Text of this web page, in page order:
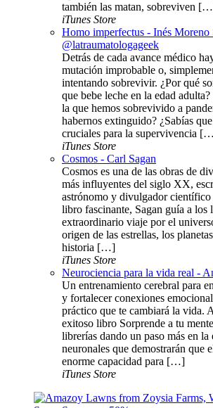
también las matan, sobreviven
iTunes Store
Homo imperfectus - Inés Moreno
@latraumatologageek
Detrás de cada avance médico
mutación improbable o,
intentando sobrevivir. ¿Por qué
que bebe leche en la edad
la que hemos sobrevivido a
habernos extinguido? ¿Sabías
cruciales para la supervivencia
iTunes Store
Cosmos - Carl Sagan
Cosmos es una de las obras de
más influyentes del siglo XX,
astrónomo y divulgador científico
libro fascinante, Sagan guía a los
extraordinario viaje por el
origen de las estrellas, los
historia […]
iTunes Store
Neurociencia para la vida real -
Un entrenamiento cerebral para
y fortalecer conexiones
práctico que te cambiará la vida.
exitoso libro Sorprende a tu
librerías dando un paso más en la
neuronales que demostrarán que
enorme capacidad para […]
iTunes Store